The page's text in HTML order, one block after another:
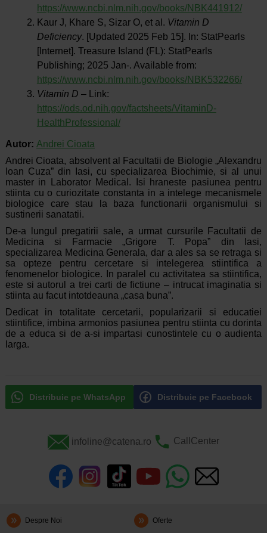
https://www.ncbi.nlm.nih.gov/books/NBK441912/
Kaur J, Khare S, Sizar O, et al. Vitamin D
Deficiency. [Updated 2025 Feb 15]. In: StatPearls
[Internet]. Treasure Island (FL): StatPearls
Publishing; 2025 Jan-. Available from:
https://www.ncbi.nlm.nih.gov/books/NBK532266/
Vitamin D – Link:
https://ods.od.nih.gov/factsheets/VitaminD-
HealthProfessional/
Autor: Andrei Cioata
Andrei Cioata, absolvent al Facultatii de Biologie „Alexandru
Ioan Cuza” din Iasi, cu specializarea Biochimie, si al unui
master in Laborator Medical. Isi hraneste pasiunea pentru
stiinta cu o curiozitate constanta in a intelege mecanismele
biologice care stau la baza functionarii organismului si
sustinerii sanatatii.
De-a lungul pregatirii sale, a urmat cursurile Facultatii de
Medicina si Farmacie „Grigore T. Popa” din Iasi,
specializarea Medicina Generala, dar a ales sa se retraga si
sa opteze pentru cercetare si intelegerea stiintifica a
fenomenelor biologice. In paralel cu activitatea sa stiintifica,
este si autorul a trei carti de fictiune – intrucat imaginatia si
stiinta au facut intotdeauna „casa buna”.
Dedicat in totalitate cercetarii, popularizarii si educatiei
stiintifice, imbina armonios pasiunea pentru stiinta cu dorinta
de a educa si de a-si impartasi cunostintele cu o audienta
larga.
Distribuie pe WhatsApp Distribuie pe Facebook
infoline@catena.ro CallCenter
Despre Noi Oferte